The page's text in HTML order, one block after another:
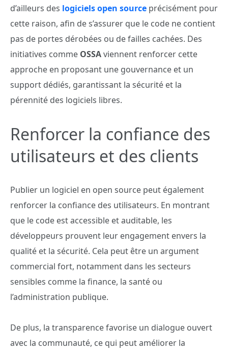
d’ailleurs des logiciels open source précisément pour
cette raison, afin de s’assurer que le code ne contient
pas de portes dérobées ou de failles cachées. Des
initiatives comme OSSAviennent renforcer cette
approche en proposant une gouvernance et un
support dédiés, garantissant la sécurité et la
pérennité des logiciels libres.
Renforcer la confiance des
utilisateurs et des clients
Publier un logiciel en open source peut également
renforcer la confiance des utilisateurs. En montrant
que le code est accessible et auditable, les
développeurs prouvent leur engagement envers la
qualité et la sécurité. Cela peut être un argument
commercial fort, notamment dans les secteurs
sensibles comme la finance, la santé ou
l’administration publique.
De plus, la transparence favorise un dialogue ouvert
avec la communauté, ce qui peut améliorer la